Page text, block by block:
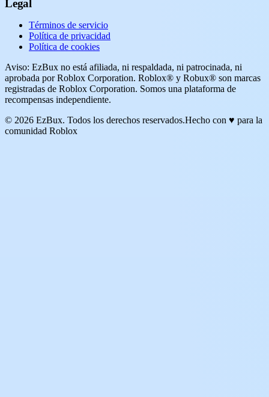
Legal
Términos de servicio
Política de privacidad
Política de cookies
Aviso: EzBux no está afiliada, ni respaldada, ni patrocinada, ni
aprobada por Roblox Corporation. Roblox® y Robux® son marcas
registradas de Roblox Corporation. Somos una plataforma de
recompensas independiente.
© 2026 EzBux. Todos los derechos reservados.Hecho con ♥ para la
comunidad Roblox